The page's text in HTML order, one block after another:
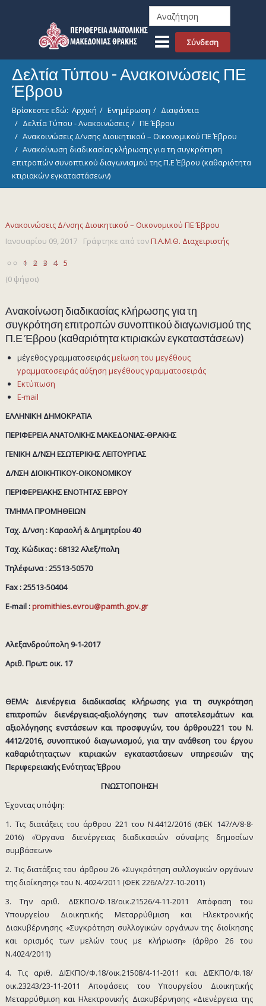
Σύνδεση
Δελτία Τύπου - Ανακοινώσεις ΠΕ
Έβρου
Βρίσκεστε εδώ: Αρχική Ενημέρωση
Διαφάνεια
Δελτία Τύπου - Ανακοινώσεις
ΠΕ Έβρου
Ανακοινώσεις Δ/νσης Διοικητικού – Οικονομικού ΠΕ Έβρου
Ανακοίνωση διαδικασίας κλήρωσης για τη συγκρότηση
επιτροπών συνοπτικού διαγωνισμού της Π.Ε Έβρου (καθαριότητα
κτιριακών εγκαταστάσεων)
Ανακοινώσεις Δ/νσης Διοικητικού – Οικονομικού ΠΕ Έβρου
Ιανουαρίου 09, 2017
Γράφτηκε από τονΠ.Α.Μ.Θ. Διαχειριστής
1 2 3 4 5
(0 ψήφοι)
Ανακοίνωση διαδικασίας κλήρωσης για τη
συγκρότηση επιτροπών συνοπτικού διαγωνισμού της
Π.Ε Έβρου (καθαριότητα κτιριακών εγκαταστάσεων)
μέγεθος γραμματοσειράςμείωση του μεγέθους
γραμματοσειράς αύξηση μεγέθους γραμματοσειράς
Εκτύπωση
E-mail
ΕΛΛΗΝΙΚΗ ΔΗΜΟΚΡΑΤΙΑ
ΠΕΡΙΦΕΡΕΙΑ ΑΝΑΤΟΛΙΚΗΣ ΜΑΚΕΔΟΝΙΑΣ-ΘΡΑΚΗΣ
ΓΕΝΙΚΗ Δ/ΝΣΗ ΕΣΩΤΕΡΙΚΗΣ ΛΕΙΤΟΥΡΓΙΑΣ
Δ/ΝΣΗ ΔΙΟΙΚΗΤΙΚΟΥ-ΟΙΚΟΝΟΜΙΚΟΥ
ΠΕΡΙΦΕΡΕΙΑΚΗΣ ΕΝΟΤΗΤΑΣ ΕΒΡΟΥ
ΤΜΗΜΑ ΠΡΟΜΗΘΕΙΩΝ
Ταχ. Δ/νση : Καραολή & Δημητρίου 40
Ταχ. Κώδικας : 68132 Αλεξ/πολη
Τηλέφωνα : 25513-50570
Fax : 25513-50404
E-mail :promithies.evrou@pamth.gov.gr
Αλεξανδρούπολη 9-1-2017
Αριθ. Πρωτ: οικ. 17
ΘΕΜΑ: Διενέργεια διαδικασίας κλήρωσης για τη συγκρότηση
επιτροπών διενέργειας-αξιολόγησης των αποτελεσμάτων και
αξιολόγησης ενστάσεων και προσφυγών, του άρθρου221 του N.
4412/2016, συνοπτικού διαγωνισμού, για την ανάθεση του έργου
καθαριότηταςτων κτιριακών εγκαταστάσεων υπηρεσιών της
Περιφερειακής Ενότητας Έβρου
ΓΝΩΣΤΟΠΟΙΗΣΗ
Έχοντας υπόψη:
1. Τις διατάξεις του άρθρου 221 του Ν.4412/2016 (ΦΕΚ 147/Α/8-8-
2016) «Όργανα διενέργειας διαδικασιών σύναψης δημοσίων
συμβάσεων»
2. Τις διατάξεις του άρθρου 26 «Συγκρότηση συλλογικών οργάνων
της διοίκησης» του Ν. 4024/2011 (ΦΕΚ 226/Α΄/27-10-2011)
3. Την αριθ. ΔΙΣΚΠΟ/Φ.18/οικ.21526/4-11-2011 Απόφαση του
Υπουργείου Διοικητικής Μεταρρύθμιση και Ηλεκτρονικής
Διακυβέρνησης «Συγκρότηση συλλογικών οργάνων της διοίκησης
και ορισμός των μελών τους με κλήρωση» (άρθρο 26 του
Ν.4024/2011)
4. Τις αριθ. ΔΙΣΚΠΟ/Φ.18/οικ.21508/4-11-2011 και ΔΙΣΚΠΟ/Φ.18/
οικ.23243/23-11-2011 Αποφάσεις του Υπουργείου Διοικητικής
Μεταρρύθμιση και Ηλεκτρονικής Διακυβέρνησης «Διενέργεια της